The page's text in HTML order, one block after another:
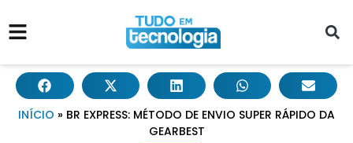
INÍCIO » BR EXPRESS: MÉTODO DE ENVIO SUPER RÁPIDO DA
GEARBEST